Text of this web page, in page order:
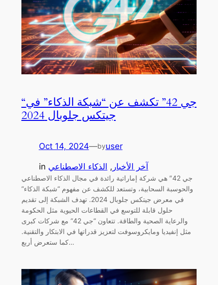
“جي 42” تكشف عن “شبكة الذكاء” في
جيتكس جلوبال 2024
Oct 14, 2024—byuser
in آخر الأخبار , الذكاء الاصطناعي
جي 42″ هي شركة إماراتية رائدة في مجال الذكاء الاصطناعي
والحوسبة السحابية، وتستعد للكشف عن مفهوم “شبكة الذكاء”
في معرض جيتكس جلوبال 2024. تهدف الشبكة إلى تقديم
حلول قابلة للتوسع في القطاعات الحيوية مثل الحكومة
والرعاية الصحية والطاقة. تتعاون “جي 42” مع شركات كبرى
مثل إنفيديا ومايكروسوفت لتعزيز قدراتها في الابتكار والتقنية.
كما ستعرض أربع…